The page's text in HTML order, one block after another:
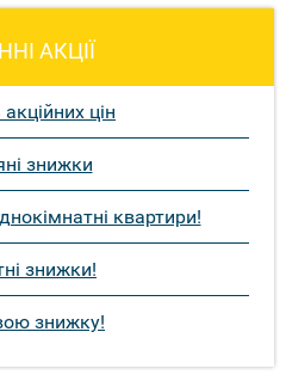
АКЦІЇ
цін
знижки
квартири!
знижки!
знижку!